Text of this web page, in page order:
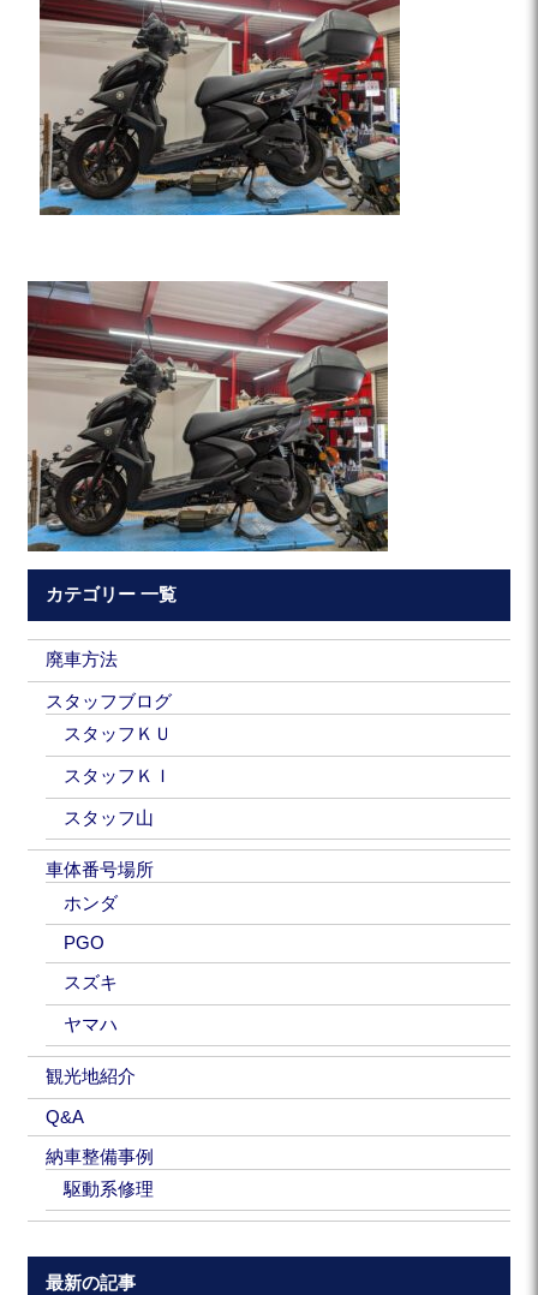
カテゴリー 一覧
廃車方法
スタッフブログ
スタッフＫＵ
スタッフＫＩ
スタッフ山
車体番号場所
ホンダ
PGO
スズキ
ヤマハ
観光地紹介
Q&A
納車整備事例
駆動系修理
最新の記事